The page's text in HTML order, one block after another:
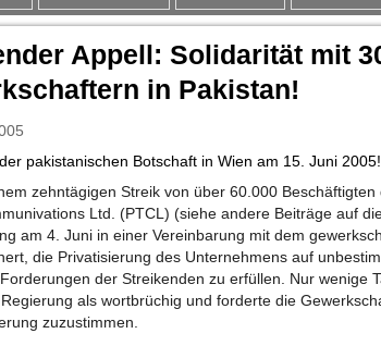
Appell: Solidarität mit
in Pakistan!
pakistanischen Botschaft in Wien am 15. Juni 2005!
zehntägigen Streik von über 60.000
Ltd. (PTCL) (siehe andere Beiträge auf
am 4. Juni in einer Vereinbarung mit dem
die Privatisierung des Unternehmens auf
der Streikenden zu erfüllen. Nur wenige
als wortbrüchig und forderte die
zuzustimmen.